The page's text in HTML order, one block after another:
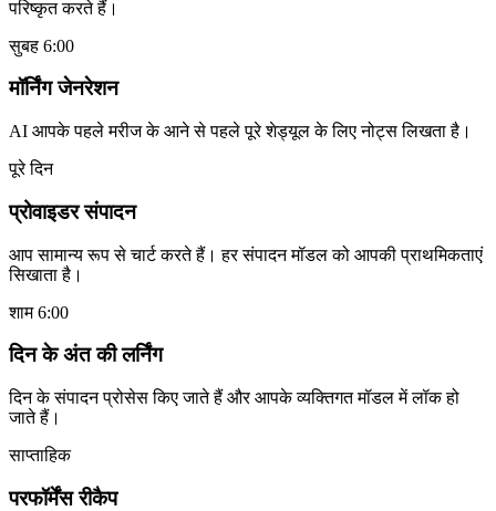
परिष्कृत करते हैं।
सुबह 6:00
मॉर्निंग जेनरेशन
AI आपके पहले मरीज के आने से पहले पूरे शेड्यूल के लिए नोट्स लिखता है।
पूरे दिन
प्रोवाइडर संपादन
आप सामान्य रूप से चार्ट करते हैं। हर संपादन मॉडल को आपकी प्राथमिकताएं
सिखाता है।
शाम 6:00
दिन के अंत की लर्निंग
दिन के संपादन प्रोसेस किए जाते हैं और आपके व्यक्तिगत मॉडल में लॉक हो
जाते हैं।
साप्ताहिक
परफॉर्मेंस रीकैप